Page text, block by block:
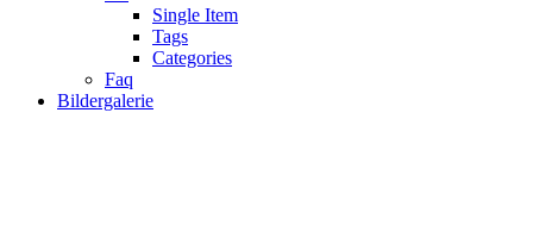
Single Item
Tags
Categories
Faq
Bildergalerie